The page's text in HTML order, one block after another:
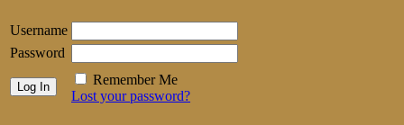
Username
Password
Remember Me
Lost your password?